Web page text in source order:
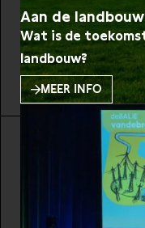
Aan de
Wat is de
landbouw?
MEER INFO